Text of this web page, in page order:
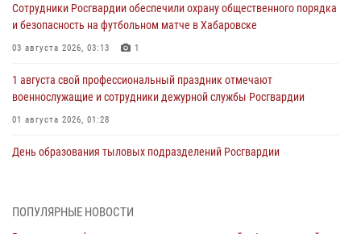
Сотрудники Росгвардии обеспечили охрану общественного порядка
и безопасность на футбольном матче в Хабаровске
03 августа 2026, 03:13 1
1 августа свой профессиональный праздник отмечают
военнослужащие и сотрудники дежурной службы Росгвардии
01 августа 2026, 01:28
День образования тыловых подразделений Росгвардии
В Управлении Росгвардии по Хабаровскому краю состоялось
ПОПУЛЯРНЫЕ НОВОСТИ